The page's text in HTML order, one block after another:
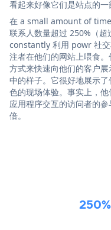
看起来好像它们是站点的一
在 a small amount of
联系人数量超过 250%（超
constantly 利用 powr 社
注者在他们的网站上喂食
方式来快速向他们的客户
中的样子。它很好地展示
色的现场体验。事实上，
应用程序交互的访问者的
倍。